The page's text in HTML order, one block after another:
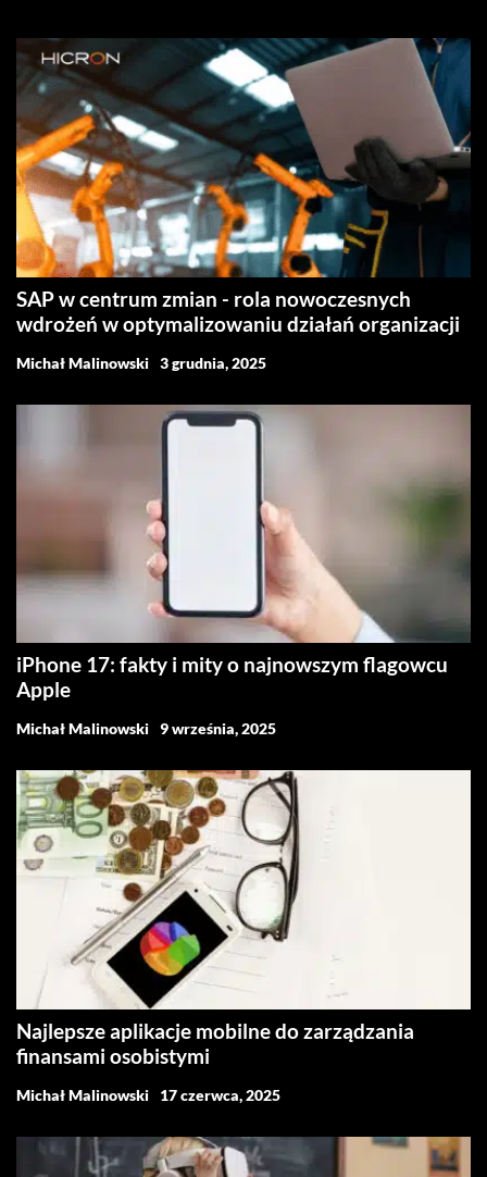
SAP w centrum zmian - rola nowoczesnych
wdrożeń w optymalizowaniu działań organizacji
Michał Malinowski 3 grudnia, 2025
iPhone 17: fakty i mity o najnowszym flagowcu
Apple
Michał Malinowski 9 września, 2025
Najlepsze aplikacje mobilne do zarządzania
finansami osobistymi
Michał Malinowski 17 czerwca, 2025